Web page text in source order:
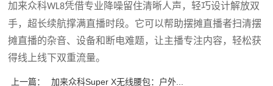
加来众科WL8凭借专业降噪留住清晰人声，轻巧设计解放双
手，超长续航撑满直播时段。它可以帮助摆摊直播者扫清摆
摊直播的杂音、设备和断电难题，让主播专注内容，轻松获
得线上线下双重流量。
上一篇：
加来众科Super X无线腰包：户外...